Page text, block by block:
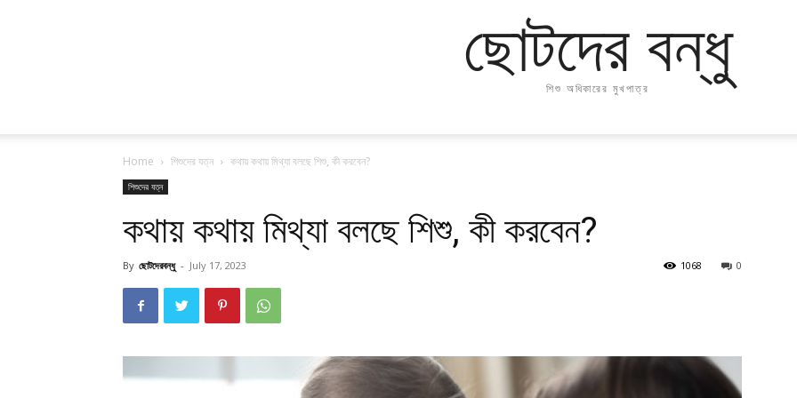
ছোটদের বন্ধু
শিশু অধিকারের মুখপাত্র
Home শিশুদের যত্ন কথায় কথায় মিথ্যা বলছে শিশু, কী করবেন?
শিশুদের যত্ন
কথায় কথায় মিথ্যা বলছে শিশু, কী করবেন?
By ছোটদেরবন্ধু - July 17, 2023 0
1068